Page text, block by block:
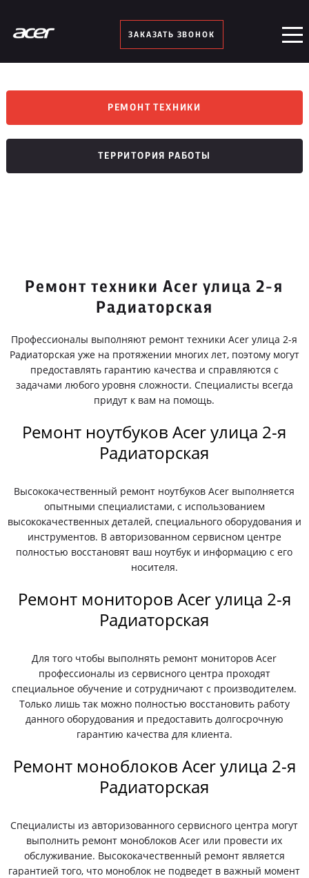
ЗАКАЗАТЬ ЗВОНОК
РЕМОНТ ТЕХНИКИ
ТЕРРИТОРИЯ РАБОТЫ
Ремонт техники Acer улица 2-я
Радиаторская
Профессионалы выполняют ремонт техники Acer улица 2-я
Радиаторская уже на протяжении многих лет, поэтому могут
предоставлять гарантию качества и справляются с
задачами любого уровня сложности. Специалисты всегда
придут к вам на помощь.
Ремонт ноутбуков Acer улица 2-я
Радиаторская
Высококачественный ремонт ноутбуков Acer выполняется
опытными специалистами, с использованием
высококачественных деталей, специального оборудования и
инструментов. В авторизованном сервисном центре
полностью восстановят ваш ноутбук и информацию с его
носителя.
Ремонт мониторов Acer улица 2-я
Радиаторская
Для того чтобы выполнять ремонт мониторов Acer
профессионалы из сервисного центра проходят
специальное обучение и сотрудничают с производителем.
Только лишь так можно полностью восстановить работу
данного оборудования и предоставить долгосрочную
гарантию качества для клиента.
Ремонт моноблоков Acer улица 2-я
Радиаторская
Специалисты из авторизованного сервисного центра могут
выполнить ремонт моноблоков Acer или провести их
обслуживание. Высококачественный ремонт является
гарантией того, что моноблок не подведет в важный момент